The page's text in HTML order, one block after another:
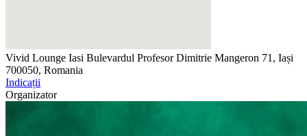
Vivid Lounge Iasi Bulevardul Profesor Dimitrie Mangeron 71, Iași
700050, Romania
Indicații
Organizator